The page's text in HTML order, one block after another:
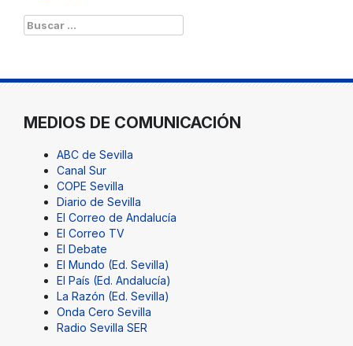
Buscar:
MEDIOS DE COMUNICACIÓN
ABC de Sevilla
Canal Sur
COPE Sevilla
Diario de Sevilla
El Correo de Andalucía
El Correo TV
El Debate
El Mundo (Ed. Sevilla)
El País (Ed. Andalucía)
La Razón (Ed. Sevilla)
Onda Cero Sevilla
Radio Sevilla SER